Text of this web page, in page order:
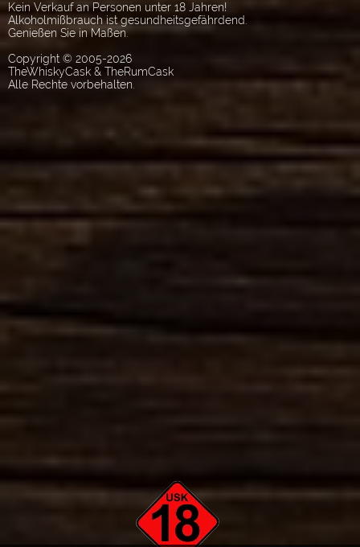
Kein Verkauf an Personen unter 18 Jahren!
Alkoholmißbrauch ist gesundheitsgefährdend.
Genießen Sie in Maßen.
Copyright © 2005-2026
TheWhiskyCask & TheRumCask
Alle Rechte vorbehalten.